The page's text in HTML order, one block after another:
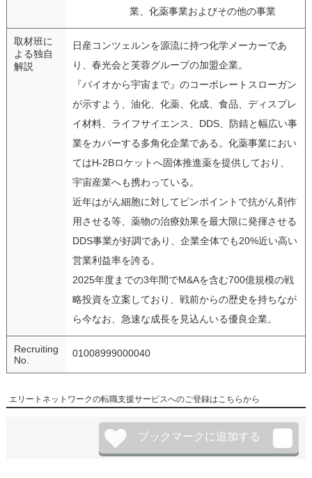
業、化薬事業およびその他の事業
取材班に
よる独自
解説
日産コンツェルンを源流に持つ化学メーカーであ
り、春光会と芙蓉グループの加盟企業。
『バイオから宇宙まで』のコーポレートスローガン
が示すよう、油化、化薬、化成、食品、ディスプレ
イ材料、ライフサイエンス、DDS、防錆と幅広い事
業をカバーする多角化企業である。化薬事業におい
てはH-2Bロケットへ固体推進薬を提供しており、
宇宙産業へも携わっている。
近年はがん細胞に対してピンポイントで抗がん剤作
用させる等、薬物の治療効果を最大限に発揮させる
DDS事業が好調であり、企業全体でも20%近い高い
営業利益率を誇る。
2025年度までの3年間でM&Aを含む700億規模の戦
略投資を立案しており、戦前からの歴史を持ちなが
ら今なお、急速な成長を見込んいる優良企業。
Recruiting
No.
01008999000040
エリートネットワークの転職支援サービスへのご登録はこちらから